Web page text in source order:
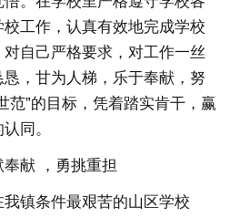
工作，认真有效地完成学校
自己严格要求，对工作一丝
，甘为人梯，乐于奉献，努
范”的目标，凭着踏实肯干，赢
同。
献 ，勇挑重担
镇条件最艰苦的山区学校